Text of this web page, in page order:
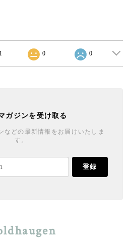
0 0
ガジンを受け取る
などの最新情報をお届けいたしま
す。
登録